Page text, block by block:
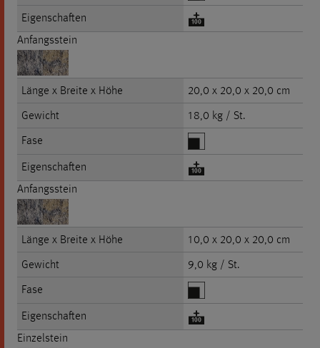
Eigenschaften
Anfangsstein
Länge x Breite x Höhe
20,0 x 20,0 x 20,0 cm
Gewicht
18,0 kg / St.
Fase
Eigenschaften
Anfangsstein
Länge x Breite x Höhe
10,0 x 20,0 x 20,0 cm
Gewicht
9,0 kg / St.
Fase
Eigenschaften
Einzelstein